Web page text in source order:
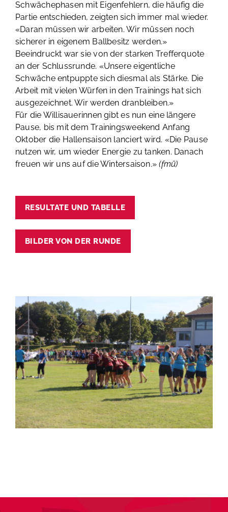
Schwächephasen mit Eigenfehlern, die häufig die
Partie entschieden, zeigten sich immer mal wieder.
«Daran müssen wir arbeiten. Wir müssen noch
sicherer in eigenem Ballbesitz werden.»
Beeindruckt war sie von der starken Trefferquote
an der Schlussrunde. «Unsere eigentliche
Schwäche entpuppte sich diesmal als Stärke. Die
Arbeit mit vielen Würfen in den Trainings hat sich
ausgezeichnet. Wir werden dranbleiben.»
Für die Willisauerinnen gibt es nun eine längere
Pause, bis mit dem Trainingsweekend Anfang
Oktober die Hallensaison lanciert wird. «Die Pause
nutzen wir, um wieder Energie zu tanken. Danach
freuen wir uns auf die Wintersaison.»(fmü)
RESULTATE UND TABELLE
BILDER VON DER RUNDE